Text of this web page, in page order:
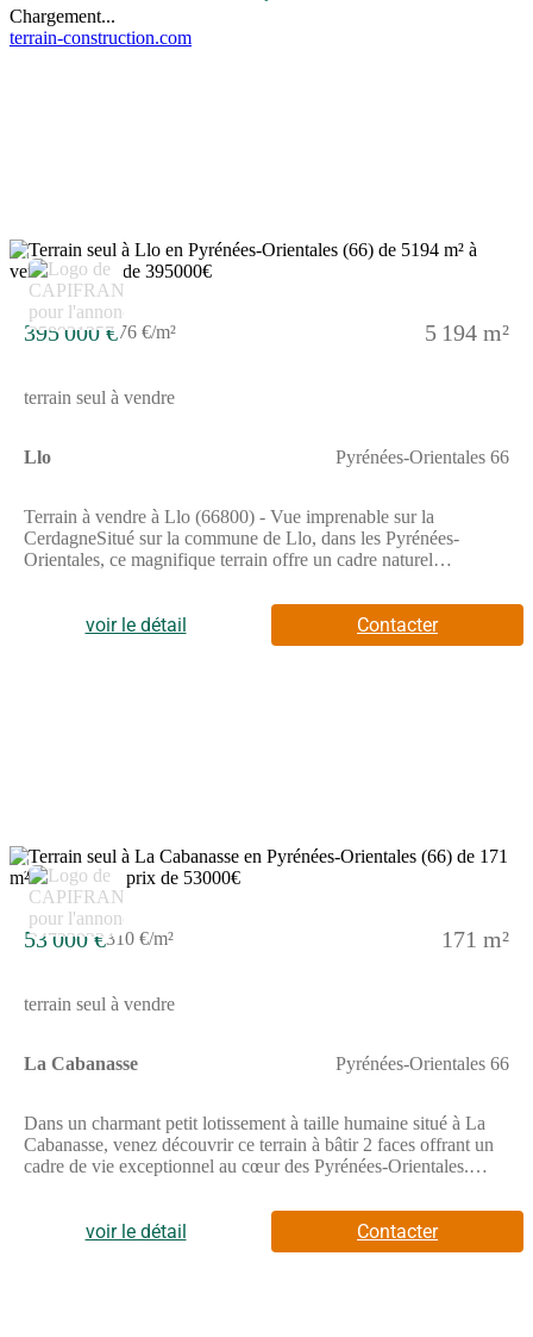
Chargement...
terrain-construction.com
3
395 000 €76 €/m² 5 194 m²
terrain seul à vendre
Llo Pyrénées-Orientales 66
Terrain à vendre à Llo (66800) - Vue imprenable sur la
CerdagneSitué sur la commune de Llo, dans les Pyrénées-
Orientales, ce magnifique terrain offre un cadre naturel
superficie totale de 5 194 m², dont plus de 4000 m²
constructibles, il représente une belle opportunité pour
concrétiser votre projet immobilier.Bénéficiant d'une exposition
georisques. gouv. fr.Réseau Immobilier CAPIFRANCE - Votre
agent commercial (RSAC N(Numéro supprimé) - Greffe de
PERPIGNAN) Elodie ARGENTAIS Entrepreneur Individuel à
Responsabilité Limitée (Numéro supprimé) - Réf.928691
voir le détail Contacter
3
53 000 €310 €/m² 171 m²
terrain seul à vendre
La Cabanasse Pyrénées-Orientales 66
Dans un charmant petit lotissement à taille humaine situé à La
Cabanasse, venez découvrir ce terrain à bâtir 2 faces offrant un
cadre de vie exceptionnel au cœur des Pyrénées-Orientales.
journée Vue panoramique sur les montagnes environnantes
Raccordements en bordure : eau, électricité, tout-à-l'égout
Environnement calme et préservé, à seulement quelques minutes
voir le détail Contacter